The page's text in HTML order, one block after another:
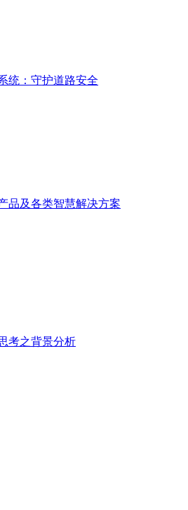
统：守护道路安全
品及各类智慧解决方案
考之背景分析